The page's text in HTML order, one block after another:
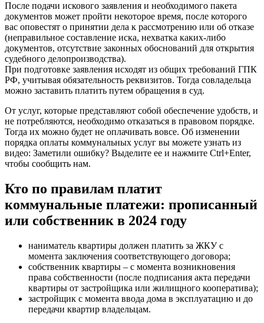
После подачи искового заявления и необходимого пакета
документов может пройти некоторое время, после которого
вас оповестят о принятии дела к рассмотрению или об отказе
(неправильное составление иска, нехватка каких-либо
документов, отсутствие законных обоснований для открытия
судебного делопроизводства).
При подготовке заявления исходят из общих требований ГПК
РФ, учитывая обязательность реквизитов. Тогда совладельца
можно заставить платить путем обращения в суд.
От услуг, которые представляют собой обеспечение удобств, и
не потребляются, необходимо отказаться в правовом порядке.
Тогда их можно будет не оплачивать вовсе. Об изменении
порядка оплаты коммунальных услуг вы можете узнать из
видео: Заметили ошибку? Выделите ее и нажмите Ctrl+Enter,
чтобы сообщить нам.
Кто по правилам платит
коммунальные платежи: прописанный
или собственник в 2024 году
наниматель квартиры должен платить за ЖКУ с
момента заключения соответствующего договора;
собственник квартиры – с момента возникновения
права собственности (после подписания акта передачи
квартиры от застройщика или жилищного кооператива);
застройщик с момента ввода дома в эксплуатацию и до
передачи квартир владельцам.